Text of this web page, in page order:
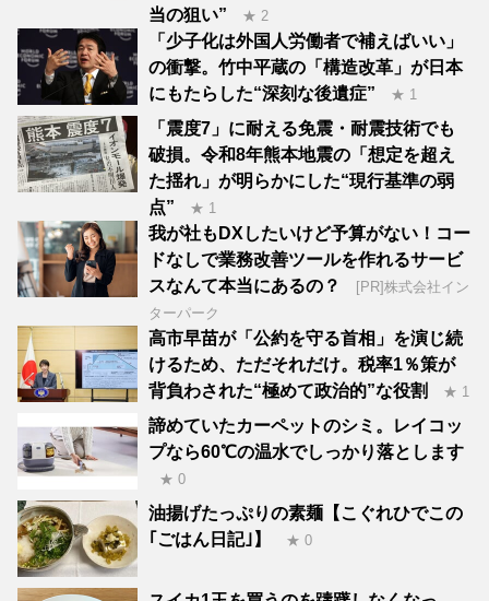
当の狙い”
★ 2
「少子化は外国人労働者で補えばいい」
の衝撃。竹中平蔵の「構造改革」が日本
にもたらした“深刻な後遺症”
★ 1
「震度7」に耐える免震・耐震技術でも
破損。令和8年熊本地震の「想定を超え
た揺れ」が明らかにした“現行基準の弱
点”
★ 1
我が社もDXしたいけど予算がない！コー
ドなしで業務改善ツールを作れるサービ
スなんて本当にあるの？
[PR]株式会社イン
ターパーク
高市早苗が「公約を守る首相」を演じ続
けるため、ただそれだけ。税率1％策が
背負わされた“極めて政治的”な役割
★ 1
諦めていたカーペットのシミ。レイコッ
プなら60℃の温水でしっかり落とします
★ 0
油揚げたっぷりの素麺【こぐれひでこの
｢ごはん日記｣】
★ 0